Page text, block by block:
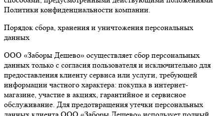
Политики конфиденциальности компании.
Порядок сбора, хранения и уничтожения персональных
данных
ООО «Заборы Дешево» осуществляет сбор персональных
данных только с согласия пользователя и исключительно для
предоставления клиенту сервиса или услуги, требующей
информации частного характера: покупка в интернет-
магазине, участие в акциях, гарантийное и сервисное
обслуживание. Для предотвращения утечки персональных
данных клиента ООО «Заборы Дешево» использует полный